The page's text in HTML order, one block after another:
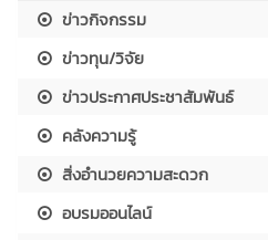
ข่าวกิจกรรม
ข่าวทุน/วิจัย
ข่าวประกาศประชาสัมพันธ์
คลังความรู้
สิ่งอำนวยความสะดวก
อบรมออนไลน์